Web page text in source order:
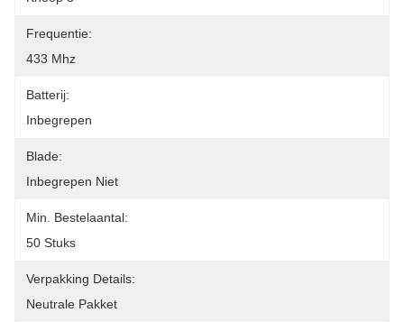
Frequentie:
433 Mhz
Batterij:
Inbegrepen
Blade:
Inbegrepen Niet
Min. Bestelaantal:
50 Stuks
Verpakking Details:
Neutrale Pakket